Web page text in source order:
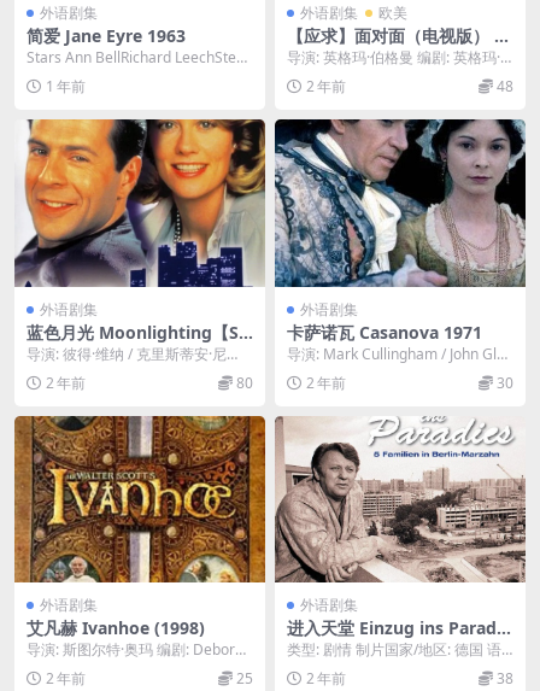
外语剧集
简爱 Jane Eyre 1963
Stars Ann BellRichard LeechSteph
anie Bid...
1 年前
外语剧集 欧美
【应求】面对面（电视版） A
nsikte mot ansikte (1976)
导演: 英格玛·伯格曼 编剧: 英格玛·
伯格曼 主演: 丽芙·乌尔曼 / 厄兰·...
2 年前 48
外语剧集
蓝色月光 Moonlighting【S0
1-S05】 1985-1988
导演: 彼得·维纳 / 克里斯蒂安·尼
比 / 威尔·麦肯齐 / 温斯顿·希布勒 ...
2 年前 80
外语剧集
卡萨诺瓦 Casanova 1971
导演: Mark Cullingham / John Glen
ister 编剧:...
2 年前 30
外语剧集
艾凡赫 Ivanhoe (1998)
导演: 斯图尔特·奥玛 编剧: Deborah
Cook / 沃尔特·司格特 主...
2 年前 25
外语剧集
进入天堂 Einzug ins Paradie
s (1987)
类型: 剧情 制片国家/地区: 德国 语
言: 德语 首播: 1987-08-21...
2 年前 38